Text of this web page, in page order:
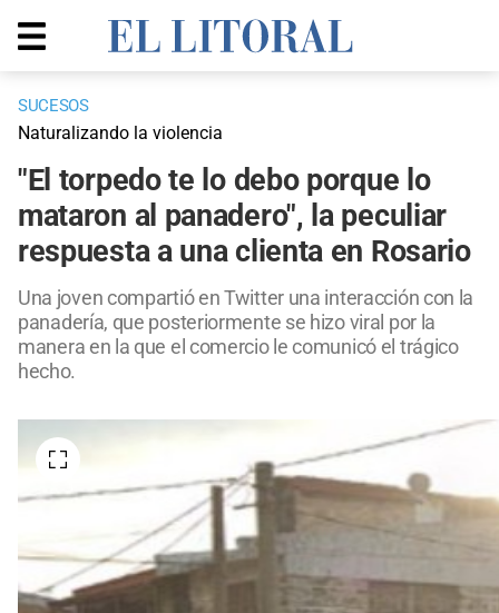
SUCESOS
Naturalizando la violencia
"El torpedo te lo debo porque lo
mataron al panadero", la peculiar
respuesta a una clienta en Rosario
Una joven compartió en Twitter una interacción con la
panadería, que posteriormente se hizo viral por la
manera en la que el comercio le comunicó el trágico
hecho.